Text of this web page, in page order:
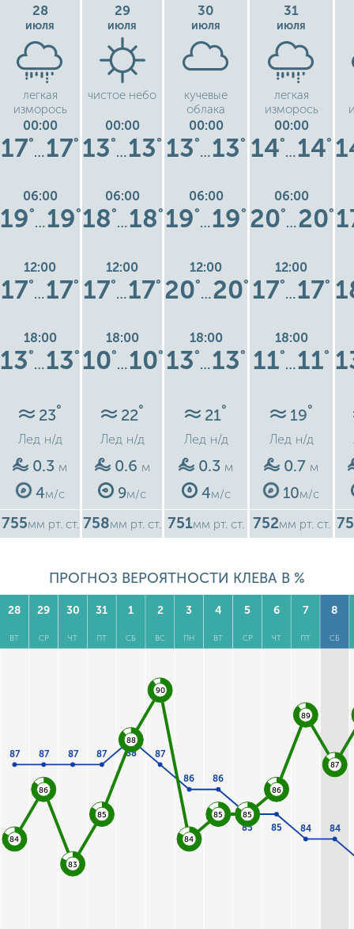
28
июля
легкая
изморось
00:00
17°
…17°
06:00
19°
…19°
12:00
17°
…17°
18:00
13°
…13°
23°
Лед н/д
0.3 м
4м/с
755мм рт. ст.
29
июля
чистое небо
00:00
13°
…13°
06:00
18°
…18°
12:00
17°
…17°
18:00
10°
…10°
22°
Лед н/д
0.6 м
9м/с
758мм рт. ст.
30
июля
кучевые
облака
00:00
13°
…13°
06:00
19°
…19°
12:00
20°
…20°
18:00
13°
…13°
21°
Лед н/д
0.3 м
4м/с
751мм рт. ст.
31
июля
легкая
изморось
00:00
14°
…14°
06:00
20°
…20°
12:00
17°
…17°
18:00
11°
…11°
19°
Лед н/д
0.7 м
10м/с
752мм рт. ст.
ПРОГНОЗ ВЕРОЯТНОСТИ КЛЕВА В %
28
ВТ
29
СР
30
ЧТ
31
ПТ
1
СБ
2
ВС
3
ПН
4
ВТ
5
СР
6
ЧТ
7
ПТ
8
СБ
87 87 87 87 88 87
86 86
85 85 84 84
84
86
83
85
88
90
84
85 85
86
89
87